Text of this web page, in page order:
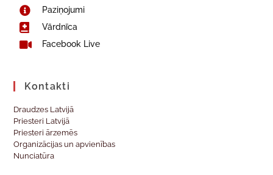
Paziņojumi
Vārdnīca
Facebook Live
Kontakti
Draudzes Latvijā
Priesteri Latvijā
Priesteri ārzemēs
Organizācijas un apvienības
Nunciatūra